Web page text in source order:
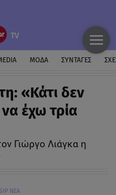
ΜΟΔΑ ΣΥΝΤΑΓΕΣ
«Κάτι δεν
έχω τρία
Γιώργο Λιάγκα η
ΝΕΑ